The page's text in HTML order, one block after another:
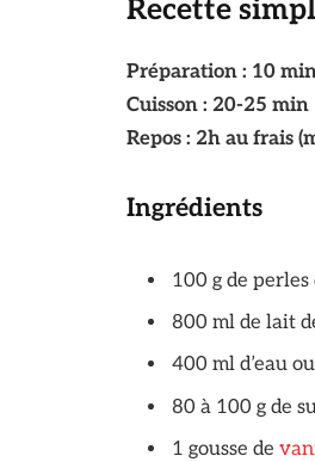
Recette
Préparation : 10
Cuisson : 20-25 min
Repos : 2h au frais
Ingrédients
100 g de
800 ml de lait
400 ml d’eau
80 à 100 g de
1 gousse de